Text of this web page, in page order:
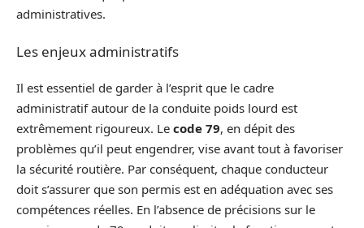
administratives.
Les enjeux administratifs
Il est essentiel de garder à l’esprit que le cadre
administratif autour de la conduite poids lourd est
extrêmement rigoureux. Le code 79, en dépit des
problèmes qu’il peut engendrer, vise avant tout à favoriser
la sécurité routière. Par conséquent, chaque conducteur
doit s’assurer que son permis est en adéquation avec ses
compétences réelles. En l’absence de précisions sur le